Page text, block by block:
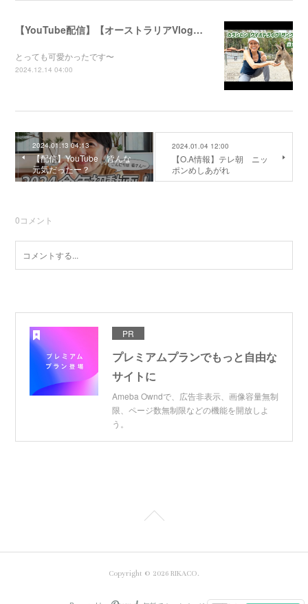
【YouTube配信】【オーストラリアVlog】自然公園で動物たちと触れ合ってきました〜
とっても可愛かったです〜
2024.12.14 04:00
2024.01.13 04:13
【配信】YouTube 皆んな
元気だったー？
2024.01.04 12:00
【O.A情報】テレ朝 ニッ
ポンめしあがれ
0コメント
PR
プレミアムプランでもっと自由な
サイトに
Ameba Owndで、広告非表示、画像容量無制
限、ページ数無制限などの機能を開放しよ
う。
Copyright © 2026 RIKACO.